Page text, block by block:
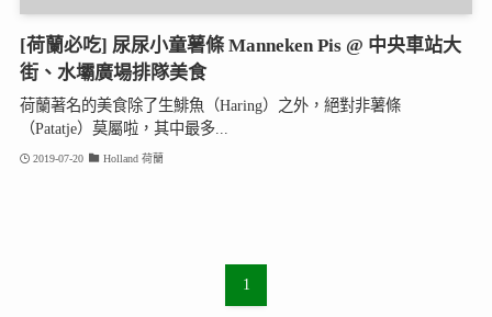
[荷蘭必吃] 尿尿小童薯條 Manneken Pis @ 中央車站大
街、水壩廣場排隊美食
荷蘭著名的美食除了生鯡魚（Haring）之外，絕對非薯條
（Patatje）莫屬啦，其中最多...
2019-07-20 Holland 荷蘭
1